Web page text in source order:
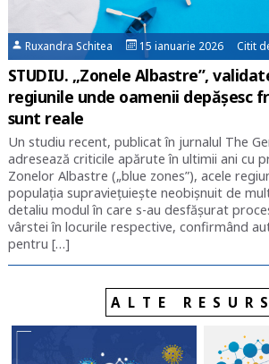
Ruxandra Schitea 15 ianuarie 2026 Citit
STUDIU. „Zonele Albastre”,
regiunile unde oamenii depășesc
sunt reale
Un studiu recent, publicat în jurnalul The
adresează criticile apărute în ultimii ani cu
Zonelor Albastre („blue zones”), acele
populația supraviețuiește neobișnuit de
detaliu modul în care s-au desfășurat
vârstei în locurile respective, confirmând
pentru […]
ALTE